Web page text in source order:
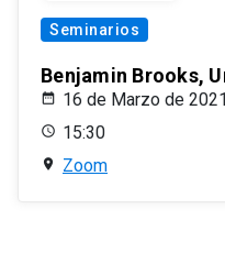
Seminarios
Benjamin Brooks,
16 de Marzo de 2021
15:30
Zoom